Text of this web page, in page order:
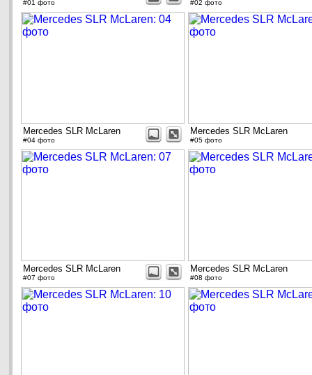
#01 фото #02 фото
Mercedes SLR McLaren
#04 фото
Mercedes SLR McLaren
#05 фото
Mercedes SLR McLaren
#07 фото
Mercedes SLR McLaren
#08 фото